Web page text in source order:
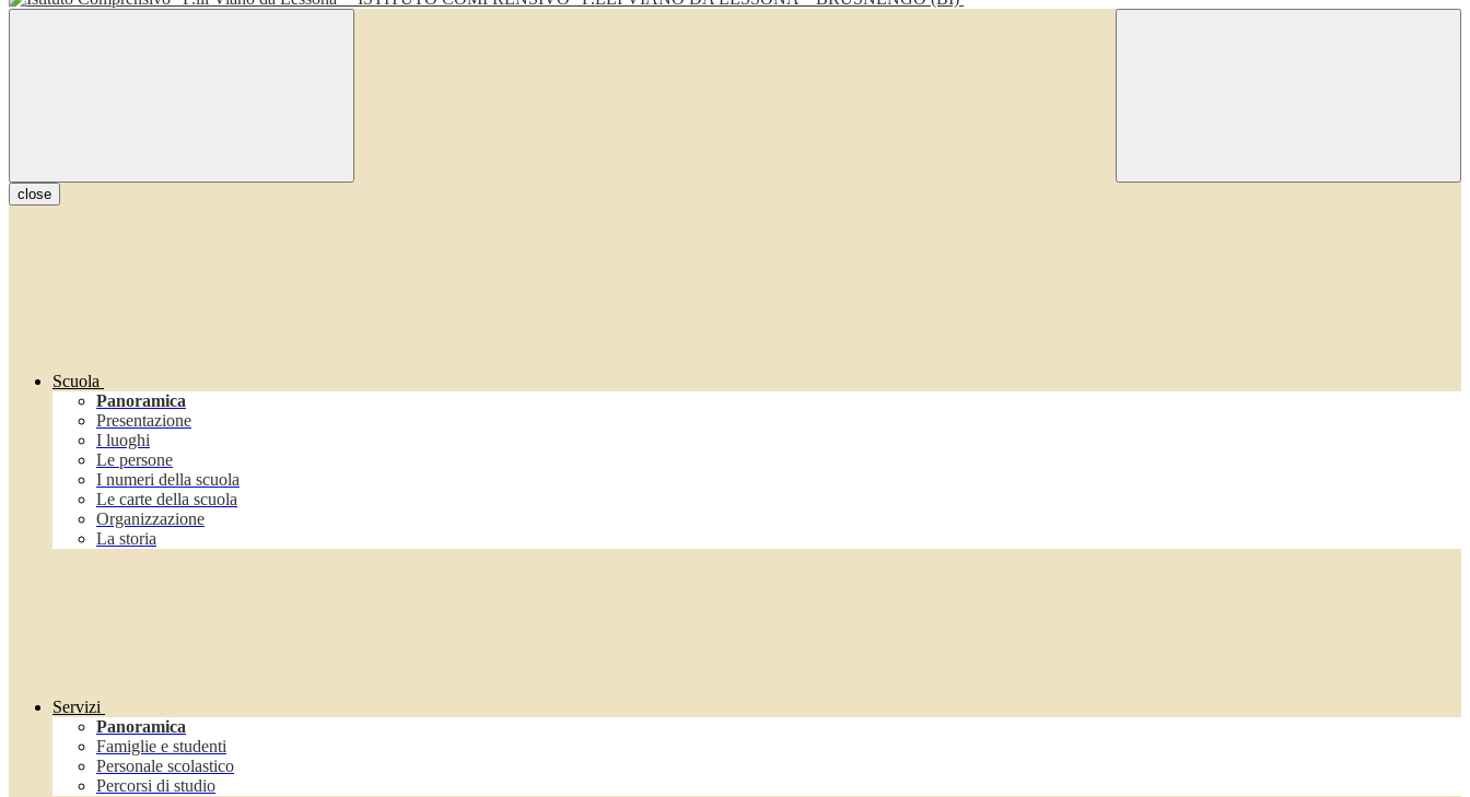
close
Scuola
Panoramica
Presentazione
I luoghi
Le persone
I numeri della scuola
Le carte della scuola
Organizzazione
La storia
Servizi
Panoramica
Famiglie e studenti
Personale scolastico
Percorsi di studio